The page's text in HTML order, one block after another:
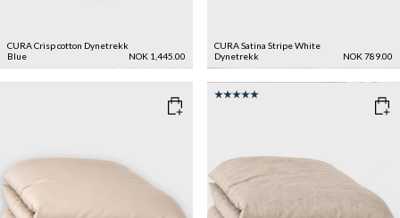
CURA Crisp cotton Dynetrekk
Blue
NOK 1,445.00
CURA Satina Stripe White
Dynetrekk
NOK 789.00